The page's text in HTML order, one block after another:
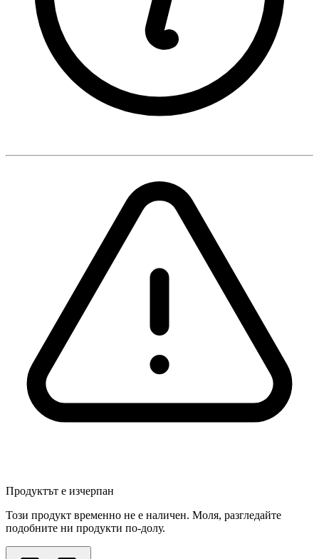
Продуктът е изчерпан
Този продукт временно не е наличен. Моля, разгледайте
подобните ни продукти по-долу.